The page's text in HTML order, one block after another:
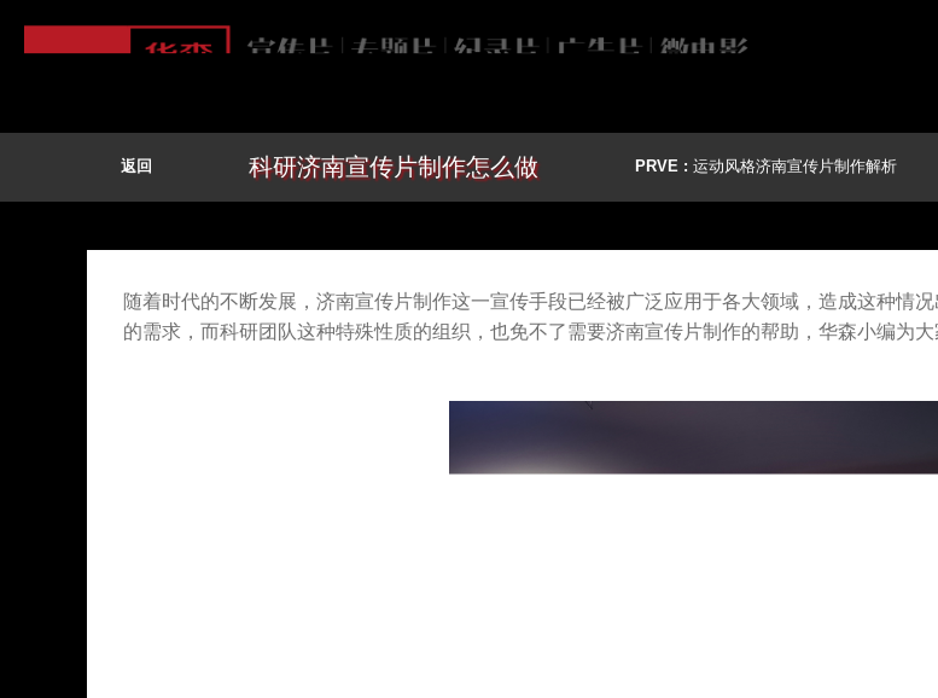
返回 科研济南宣传片制作怎么做 PRVE : 运动风格济南宣传片制作解析
随着时代的不断发展，济南宣传片制作这一宣传手段已经被广泛应用于各大领域，造成这种情
的需求，而科研团队这种特殊性质的组织，也免不了需要济南宣传片制作的帮助，华森小编为